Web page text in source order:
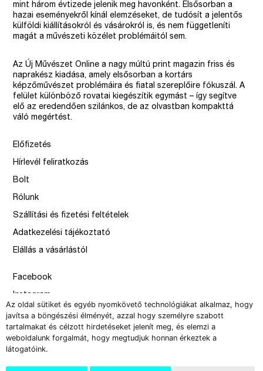
Az oldal sütiket és egyéb nyomkövető technológiákat alkalmaz, hogy
javítsa a böngészési élményét, azzal hogy személyre szabott
tartalmakat és célzott hirdetéseket jelenít meg, és elemzi a
weboldalunk forgalmát, hogy megtudjuk honnan érkeztek a
látogatóink.
mint három évtizede jelenik meg havonként. Elsősorban a
hazai eseményekről kínál elemzéseket, de tudósít a jelentős
külföldi kiállításokról és vásárokról is, és nem függetleníti
magát a művészeti közélet problémáitól sem.
Az Új Művészet Online a nagy múltú print magazin friss és
naprakész kiadása, amely elsősorban a kortárs
képzőművészet problémáira és fiatal szereplőire fókuszál. A
felület különböző rovatai kiegészítik egymást – így segítve
elő az eredendően szilánkos, de az olvastban kompakttá
váló megértést.
Előfizetés
Hírlevél feliratkozás
Bolt
Rólunk
Szállítási és fizetési feltételek
Adatkezelési tájékoztató
Elállás a vásárlástól
Facebook
Instagram
Issue
–
design by Solymosi Mór, Sirbik Attila
webbyzolka